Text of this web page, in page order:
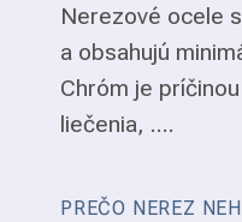
Nerezové ocele
a obsahujú
Chróm je
liečenia, ....
PREČO NEREZ